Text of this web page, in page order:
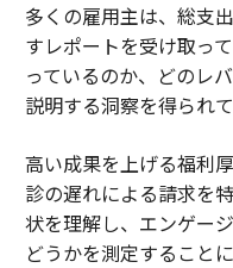
多くの雇用主は、総支
すレポートを受け取っ
っているのか、どのレ
説明する洞察を得られ
高い成果を上げる福利
診の遅れによる請求を
状を理解し、エンゲー
どうかを測定すること